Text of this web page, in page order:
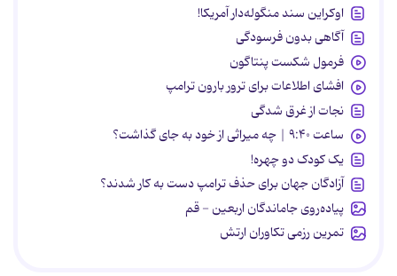
اوکراین سند منگوله‌دار آمریکا!
آگاهی بدون فرسودگی
فرمول شکست پنتاگون
افشای اطلاعات برای ترور بارون ترامپ
نجات از غرق شدگی
ساعت ۹:۴۰ | چه میراثی از خود به جای گذاشت؟
یک کودک دو چهره!
آزادگان جهان برای حذف ترامپ دست به کار شدند؟
پیاده‌روی جاماندگان اربعین - قم
تمرین رزمی تکاوران ارتش